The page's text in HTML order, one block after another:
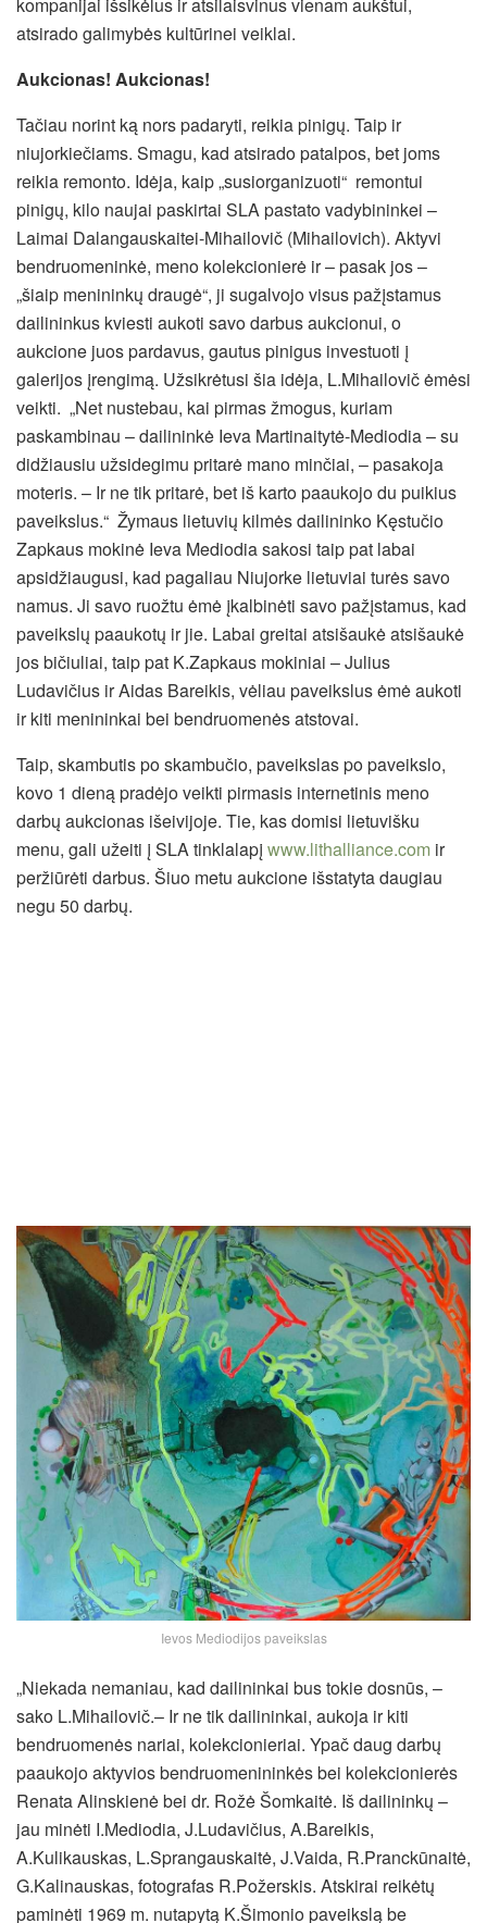
kompanijai išsikėlus ir atsilaisvinus vienam aukštui,
atsirado galimybės kultūrinei veiklai.
Aukcionas! Aukcionas!
Tačiau norint ką nors padaryti, reikia pinigų. Taip ir
niujorkiečiams. Smagu, kad atsirado patalpos, bet joms
reikia remonto. Idėja, kaip „susiorganizuoti“ remontui
pinigų, kilo naujai paskirtai SLA pastato vadybininkei –
Laimai Dalangauskaitei-Mihailovič (Mihailovich). Aktyvi
bendruomeninkė, meno kolekcionierė ir – pasak jos –
„šiaip menininkų draugė“, ji sugalvojo visus pažįstamus
dailininkus kviesti aukoti savo darbus aukcionui, o
aukcione juos pardavus, gautus pinigus investuoti į
galerijos įrengimą. Užsikrėtusi šia idėja, L.Mihailovič ėmėsi
veikti. „Net nustebau, kai pirmas žmogus, kuriam
paskambinau – dailininkė Ieva Martinaitytė-Mediodia – su
didžiausiu užsidegimu pritarė mano minčiai, – pasakoja
moteris. – Ir ne tik pritarė, bet iš karto paaukojo du puikius
paveikslus.“ Žymaus lietuvių kilmės dailininko Kęstučio
Zapkaus mokinė Ieva Mediodia sakosi taip pat labai
apsidžiaugusi, kad pagaliau Niujorke lietuviai turės savo
namus. Ji savo ruožtu ėmė įkalbinėti savo pažįstamus, kad
paveikslų paaukotų ir jie. Labai greitai atsišaukė atsišaukė
jos bičiuliai, taip pat K.Zapkaus mokiniai – Julius
Ludavičius ir Aidas Bareikis, vėliau paveikslus ėmė aukoti
ir kiti menininkai bei bendruomenės atstovai.
Taip, skambutis po skambučio, paveikslas po paveikslo,
kovo 1 dieną pradėjo veikti pirmasis internetinis meno
darbų aukcionas išeivijoje. Tie, kas domisi lietuvišku
menu, gali užeiti į SLA tinklalapį www.lithalliance.com ir
peržiūrėti darbus. Šiuo metu aukcione išstatyta daugiau
negu 50 darbų.
Ievos Mediodijos paveikslas
„Niekada nemaniau, kad dailininkai bus tokie dosnūs, –
sako L.Mihailovič.– Ir ne tik dailininkai, aukoja ir kiti
bendruomenės nariai, kolekcionieriai. Ypač daug darbų
paaukojo aktyvios bendruomenininkės bei kolekcionierės
Renata Alinskienė bei dr. Rožė Šomkaitė. Iš dailininkų –
jau minėti I.Mediodia, J.Ludavičius, A.Bareikis,
A.Kulikauskas, L.Sprangauskaitė, J.Vaida, R.Pranckūnaitė,
G.Kalinauskas, fotografas R.Požerskis. Atskirai reikėtų
paminėti 1969 m. nutapytą K.Šimonio paveikslą be